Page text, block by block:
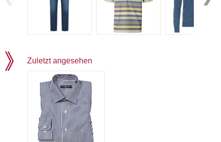
Zuletzt angesehen